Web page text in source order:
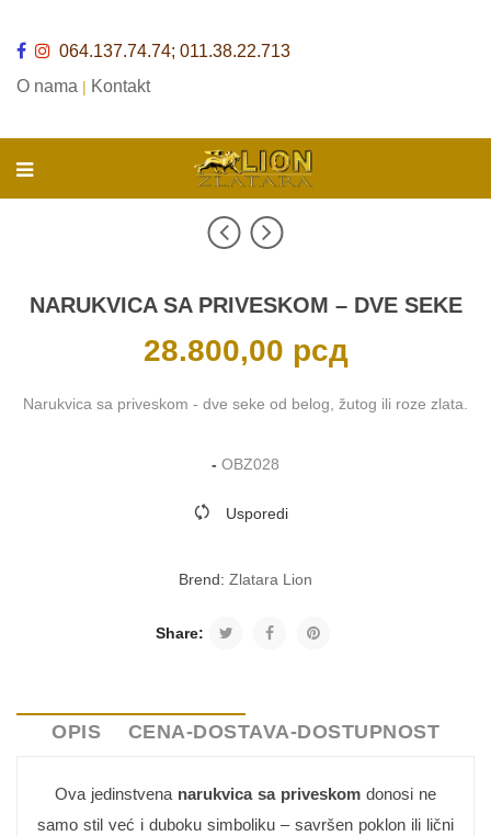
064.137.74.74; 011.38.22.713
O nama | Kontakt
NARUKVICA SA PRIVESKOM – DVE SEKE
28.800,00 рсд
Narukvica sa priveskom - dve seke od belog, žutog ili roze zlata.
- OBZ028
Usporedi
Brend: Zlatara Lion
Share:
OPIS CENA-DOSTAVA-DOSTUPNOST
Ova jedinstvena narukvica sa priveskom donosi ne
samo stil već i duboku simboliku – savršen poklon ili lični